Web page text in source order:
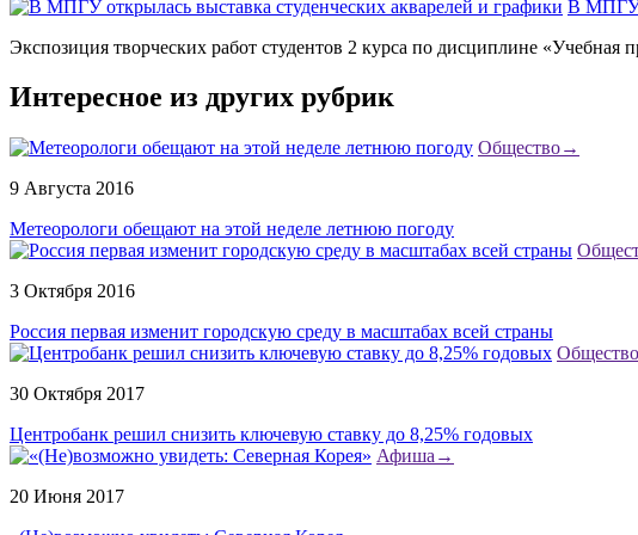
В МПГУ
Экспозиция творческих работ студентов 2 курса по дисциплине «Учебная
Интересное из других рубрик
Общество→
9 Августа 2016
Метеорологи обещают на этой неделе летнюю погоду
3 Октября 2016
Россия первая изменит городскую среду в масштабах всей страны
Общество
30 Октября 2017
Центробанк решил снизить ключевую ставку до 8,25% годовых
Афиша →
20 Июня 2017